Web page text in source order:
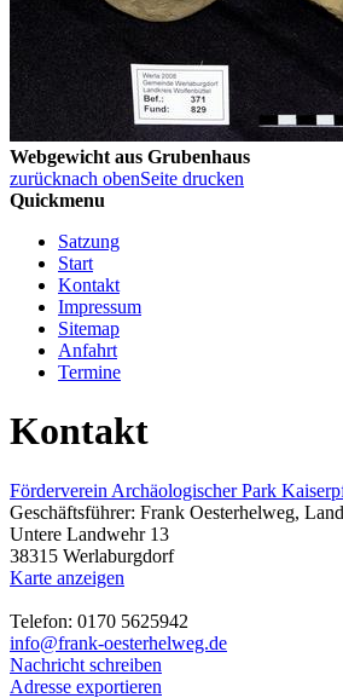
Webgewicht aus Grubenhaus
zurücknach obenSeite drucken
Quickmenu
Satzung
Start
Kontakt
Impressum
Sitemap
Anfahrt
Termine
Kontakt
Förderverein Archäologischer Park
Geschäftsführer: Frank Oesterhelweg,
Untere Landwehr 13
38315 Werlaburgdorf
Karte anzeigen
Telefon: 0170 5625942
info@frank-oesterhelweg.de
Nachricht schreiben
Adresse exportieren